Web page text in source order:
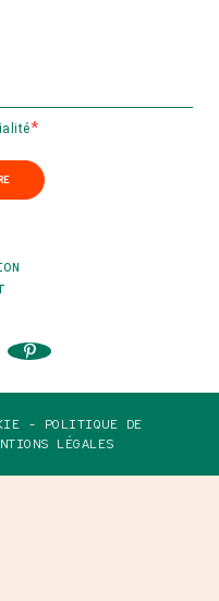
NEWSLETTER
-
POLITIQUE DE
LÉGALES